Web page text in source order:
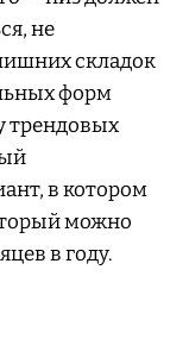
не
складок
форм
трендовых
в котором
можно
в году.